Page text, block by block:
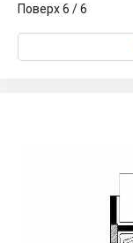
Поверх 6 / 6